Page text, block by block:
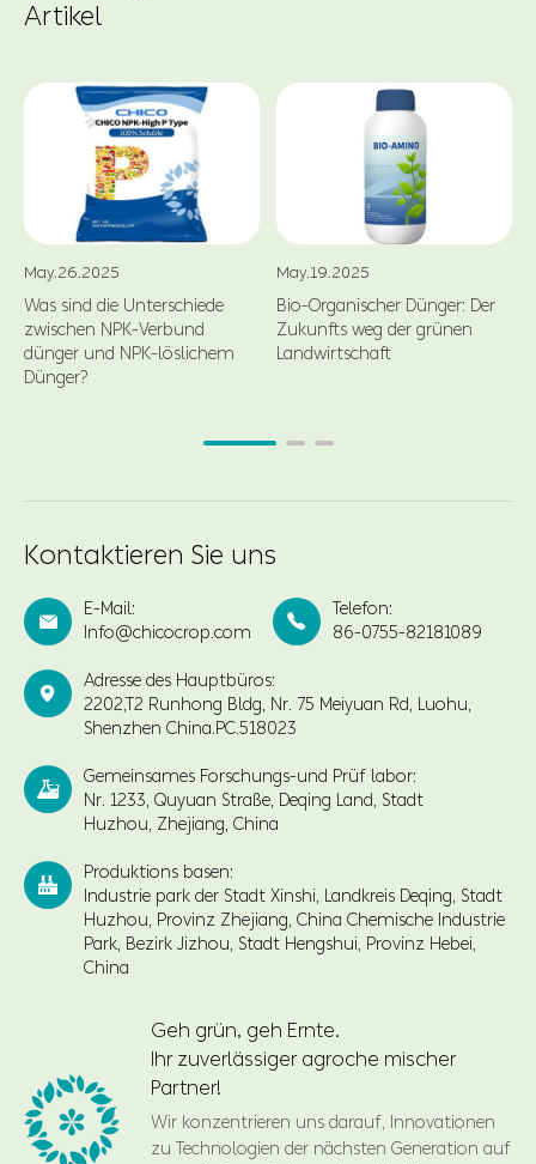
Artikel
May.26.2025
Was sind die Unterschiede
zwischen NPK-Verbund
dünger und NPK-löslichem
Dünger?
May.19.2025
Bio-Organischer Dünger: Der
Zukunfts weg der grünen
Landwirtschaft
Kontaktieren Sie uns

E-Mail:
Info@chicocrop.com

Telefon:
86-0755-82181089

Adresse des Hauptbüros:
2202,T2 Runhong Bldg, Nr. 75 Meiyuan Rd, Luohu,
Shenzhen China.PC.518023

Gemeinsames Forschungs-und Prüf labor:
Nr. 1233, Quyuan Straße, Deqing Land, Stadt
Huzhou, Zhejiang, China

Produktions basen:
Industrie park der Stadt Xinshi, Landkreis Deqing, Stadt
Huzhou, Provinz Zhejiang, China Chemische Industrie
Park, Bezirk Jizhou, Stadt Hengshui, Provinz Hebei,
China
Geh grün, geh Ernte.
Ihr zuverlässiger agroche mischer
Partner!
Wir konzentrieren uns darauf, Innovationen
zu Technologien der nächsten Generation auf